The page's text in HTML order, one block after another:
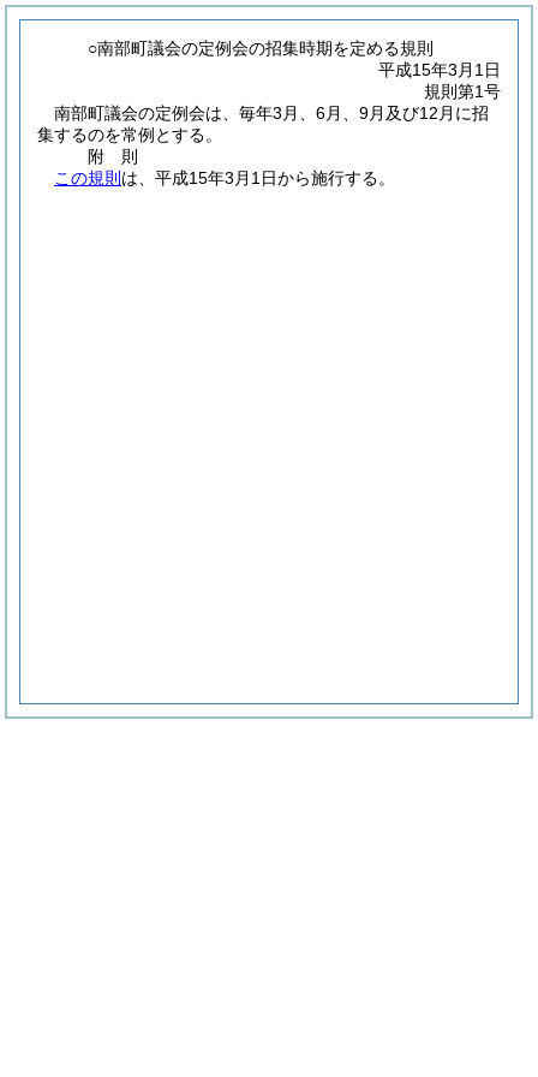
○南部町議会の定例会の招集時期を定める規則
平成15年3月1日
規則第1号
南部町議会の定例会は、毎年3月、6月、9月及び12月に招
集するのを常例とする。
附 則
この規則 は、平成15年3月1日から施行する。